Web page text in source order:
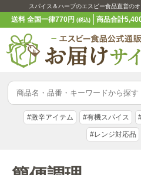
スパイス＆ハーブのエスビー食品直営の
送料 全国一律770円(税込) 商品合計
#激辛アイテム #有機スパイス
#レンジ対応品